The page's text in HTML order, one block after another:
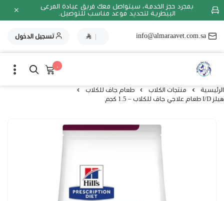
بمجرد حجز الخدمة، سيتواصل معك فريق عيادة المرعى
البيطرية لتحديد موعد مناسب للتوصيل.
info@almaraavet.com.sa
| تسجيل الدخول
٠
الرئيسية منتجات الكلاب
طعام جاف للكلاب
هيلز I/D طعام علاجي جاف للكلاب – 1.5 كجم